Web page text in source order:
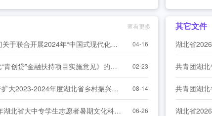
兴专项决赛在孝昌举办 [2026-07-25]
奖主题宣讲活动在鄂港澳青创园举办 [2026-07-24]
查看更多
团省委等11部门关于联合开展2024年“中国式现代化湖北实践青年先锋”寻访宣讲活动的通知 04-16
关于印发《湖北“青创贷”金融扶持项目实施意见》的通知 02-23
关于印发《关于扩大2023-2024年度湖北省乡村振兴计划实施规模的方案》的通知 08-14
关于开展2023年湖北省大中专学生志愿者暑期文化科技卫生“三下乡”社会实践活动的通知 06-26
其它文件